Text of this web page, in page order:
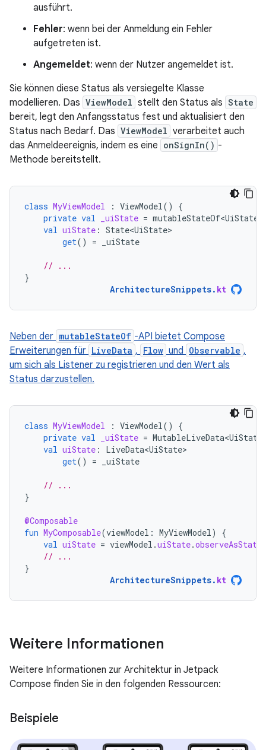
ausführt.
Fehler: wenn bei der Anmeldung ein Fehler
aufgetreten ist.
Angemeldet: wenn der Nutzer angemeldet ist.
Sie können diese Status als versiegelte Klasse
modellieren. Das ViewModel stellt den Status als State
bereit, legt den Anfangsstatus fest und aktualisiert den
Status nach Bedarf. Das ViewModel verarbeitet auch
das Anmeldeereignis, indem es eine onSignIn() -
Methode bereitstellt.
class MyViewModel : ViewModel ()
{
private val _uiState = mutableStateOf<UiState>
val uiState : State<UiState>
get() = _uiState
// ...
}
ArchitectureSnippets. kt
Neben der mutableStateOf -API bietet Compose
Erweiterungen für LiveData , Flow und Observable ,
um sich als Listener zu registrieren und den Wert als
Status darzustellen.
class MyViewModel : ViewModel ()
{
private val _uiState =
val uiState :
LiveData<UiState>
get() = _uiState
// ...
}
@Composable
fun MyComposable(viewModel : MyViewModel )
{
val uiState = viewModel .uiState.observeAsState
// ...
}
ArchitectureSnippets. kt
Weitere Informationen
Weitere Informationen zur Architektur in Jetpack
Compose finden Sie in den folgenden Ressourcen:
Beispiele